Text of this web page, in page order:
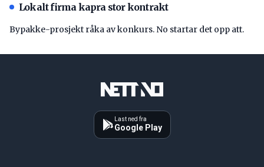
Lokalt firma kapra stor kontrakt
Bypakke-prosjekt råka av konkurs. No startar det opp att.
Last ned fra
Google Play